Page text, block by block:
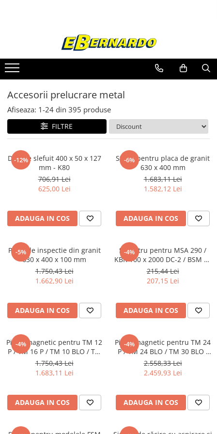
Prelucrare metal
Fierastraie pentru metal
Ferastraie mobile pentru metal
Fierastraie prelucrare metal
Ferastraie orizontale pentru metal
Ferastraie circulare pentru metal
Dispozitive de sudare pentru panze
panglica
Ferastraie automate cu banda si
doua coloane
Ferastraie metal cu banda si taiere
dubla semiautomate
Ferastraie verticale
Strunguri CNC
Strunguri cu cutie de viteze
Strunguri cu surub de ghidare
Strunguri de precizie
Strunguri universale
digital
Strunguri universale cu viteza
variabila
Masini de gaurit
Masini de gaurit cu angrenaj, masa
Masini de gaurit cu coloana
Accesorii prelucrare metal
Afiseaza: 1-24 din 395 produse
FILTRE
-12%
Disc de slefuit 400 x 50 x 127
mm - K80
706,91 Lei
625,00 Lei
ADAUGA IN COS
-6%
Stand pentru placa de granit
630 x 400 mm
1.683,11 Lei
1.582,12 Lei
ADAUGA IN COS
-5%
Placa de inspectie din granit
630 x 400 x 100 mm
1.750,43 Lei
1.662,90 Lei
ADAUGA IN COS
-4%
Sac filtru pentru MSA 290 /
KBR 100 x 2000 DC-2 / BSM 75
x 2000 DC-2 / BSM 150 x 2000
DC-2
215,44 Lei
207,15 Lei
ADAUGA IN COS
-4%
Picior magnetic pentru TM 12
P / TM 16 P / TM 10 BLO / TM
12 BLO / TM 16 BLO
1.750,43 Lei
1.683,11 Lei
ADAUGA IN COS
-4%
Picior magnetic pentru TM 24
P / TM 24 BLO / TM 30 BLO /
TM 36 BLO
2.558,33 Lei
2.459,93 Lei
ADAUGA IN COS